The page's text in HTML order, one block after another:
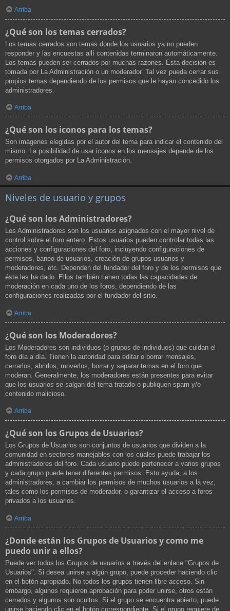
Arriba
¿Qué son los temas cerrados?
Los temas cerrados son temas donde los usuarios ya no pueden
responder y las encuestas allí contenidas terminaron automáticamente.
Los temas pueden ser cerrados por muchas razones. Esta decisión es
tomada por La Administración o un moderador. Tal vez pueda cerrar sus
propios temas dependiendo de los permisos que le hayan concedido los
administradores.
Arriba
¿Qué son los iconos para los temas?
Son imágenes elegidas por el autor del tema para indicar el contenido del
mismo. La posibilidad de usar iconos en los mensajes depende de los
permisos otorgados por La Administración.
Arriba
Niveles de usuario y grupos
¿Qué son los Administradores?
Los Administradores son los usuarios asignados con el mayor nivel de
control sobre el foro entero. Estos usuarios pueden controlar todas las
acciones y configuraciones del foro, incluyendo configuraciones de
permisos, baneo de usuarios, creación de grupos usuarios y
moderadores, etc. Dependen del fundador del foro y de los permisos que
éste les ha dado. Ellos también tienen todas las capacidades de
moderación en cada uno de los foros, dependiendo de las
configuraciones realizadas por el fundador del sitio.
Arriba
¿Qué son los Moderadores?
Los Moderadores son individuos (o grupos de individuos) que cuidan el
foro día a día. Tienen la autoridad para editar o borrar mensajes,
cerrarlos, abrirlos, moverlos, borrar y separar temas en el foro que
moderan. Generalmente, los moderadores están presentes para evitar
que los usuarios se salgan del tema tratado o publiquen spam y/o
contenido malicioso.
Arriba
¿Qué son los Grupos de Usuarios?
Los Grupos de Usuarios son conjuntos de usuarios que dividen a la
comunidad en sectores manejables con los cuales puede trabajar los
administradores del foro. Cada usuario puede pertenecer a varios grupos
y cada grupo puede tener diferentes permisos. Esto ayuda, a los
administradores, a cambiar los permisos de muchos usuarios a la vez,
tales como los permisos de moderador, o garantizar el acceso a foros
privados a los usuarios.
Arriba
¿Donde están los Grupos de Usuarios y como me
puedo unir a ellos?
Puede ver todos los Grupos de usuarios a través del enlace "Grupos de
Usuarios". Si desea unirse a algún grupo, puede proceder haciendo clic
en el botón apropiado. No todos los grupos tienen libre acceso. Sin
embargo, algunos requieren aprobación para poder unirse, otros están
cerrados y algunos son ocultos. Si el grupo se encuentra abierto, puede
unirse haciendo clic en el botón correspondiente. Si el grupo requiere de